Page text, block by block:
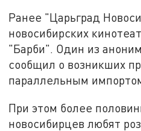
Ранее "Царьград
новосибирских
"Барби". Один из
сообщил о возникших
параллельным
При этом более
новосибирцев любят